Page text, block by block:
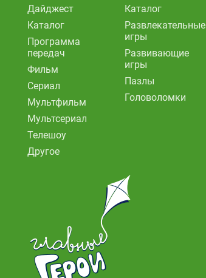
Дайджест
Каталог
Программа
передач
Фильм
Сериал
Мультфильм
Мультсериал
Телешоу
Другое
Каталог
Развлекательные
игры
Развивающие
игры
Пазлы
Головоломки